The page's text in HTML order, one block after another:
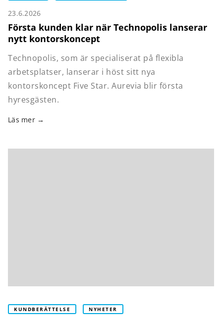
23.6.2026
Första kunden klar när Technopolis lanserar
nytt kontorskoncept
Technopolis, som är specialiserat på flexibla
arbetsplatser, lanserar i höst sitt nya
kontorskoncept Five Star. Aurevia blir första
hyresgästen.
Läs mer
KUNDBERÄTTELSE NYHETER